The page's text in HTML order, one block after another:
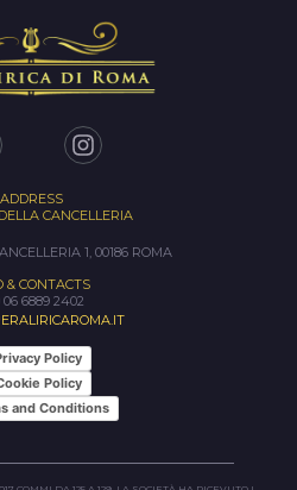
ADDRESS
CANCELLERIA
1, 00186 ROMA
& CONTACTS
06 6889 2402
Policy
Policy
and Conditions